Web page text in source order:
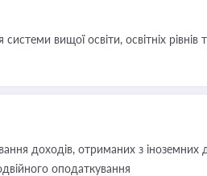
вищої освіти, освітніх рівнів
доходів, отриманих з
оподаткування